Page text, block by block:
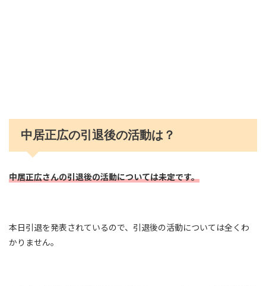
中居正広の引退後の活動は？
中居正広さんの引退後の活動については未定です。
本日引退を発表されているので、引退後の活動については全くわ
かりません。